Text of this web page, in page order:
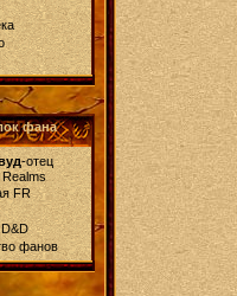
фана
-отец
FR
фанов